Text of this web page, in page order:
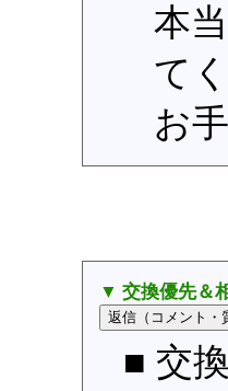
本
て
お
▼ 交換優先＆
■ 交